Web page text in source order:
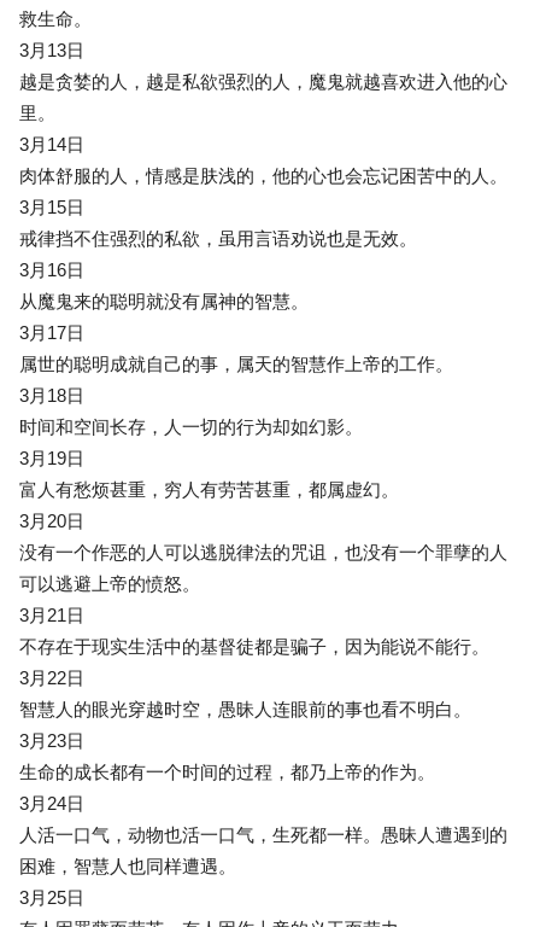
救生命。
3月13日
越是贪婪的人，越是私欲强烈的人，魔鬼就越喜欢进入他的心
里。
3月14日
肉体舒服的人，情感是肤浅的，他的心也会忘记困苦中的人。
3月15日
戒律挡不住强烈的私欲，虽用言语劝说也是无效。
3月16日
从魔鬼来的聪明就没有属神的智慧。
3月17日
属世的聪明成就自己的事，属天的智慧作上帝的工作。
3月18日
时间和空间长存，人一切的行为却如幻影。
3月19日
富人有愁烦甚重，穷人有劳苦甚重，都属虚幻。
3月20日
没有一个作恶的人可以逃脱律法的咒诅，也没有一个罪孽的人
可以逃避上帝的愤怒。
3月21日
不存在于现实生活中的基督徒都是骗子，因为能说不能行。
3月22日
智慧人的眼光穿越时空，愚昧人连眼前的事也看不明白。
3月23日
生命的成长都有一个时间的过程，都乃上帝的作为。
3月24日
人活一口气，动物也活一口气，生死都一样。愚昧人遭遇到的
困难，智慧人也同样遭遇。
3月25日